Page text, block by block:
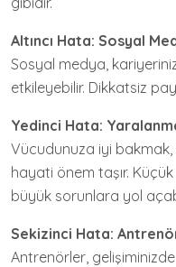
Altıncı Hata: Sosyal
Sosyal medya,
etkileyebilir. Dikkatsiz
Yedinci Hata:
Vücudunuza iyi
hayati önem taşır.
büyük sorunlara yol
Sekizinci Hata:
Antrenörler,